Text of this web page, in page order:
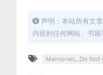
声明：本站所有文
内容到任何网站、书
Memories...Do Not